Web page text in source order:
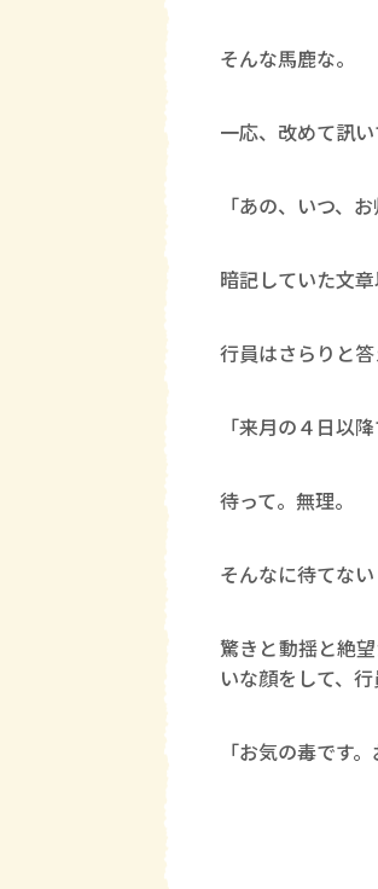
そんな馬鹿な。
一応、改めて訊い
「あの、いつ、
暗記していた文
行員はさらりと答
「来月の４日以
待って。無理。
そんなに待てない
驚きと動揺と絶
いな顔をして、
「お気の毒です